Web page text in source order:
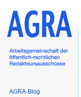
AGRA-Blog